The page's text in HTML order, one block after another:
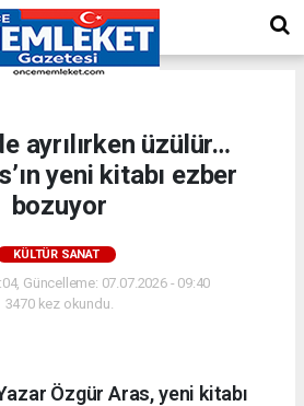
ayrılırken üzülür…
yeni kitabı ezber
bozuyor
KÜLTÜR SANAT
Güncelleme: 07.07.2026 - 09:40
3470 kez okundu.
Özgür Aras, yeni kitabı